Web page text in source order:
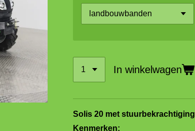
In winkelwagen
Solis 20 met stuurbekrachtiging
Kenmerken: